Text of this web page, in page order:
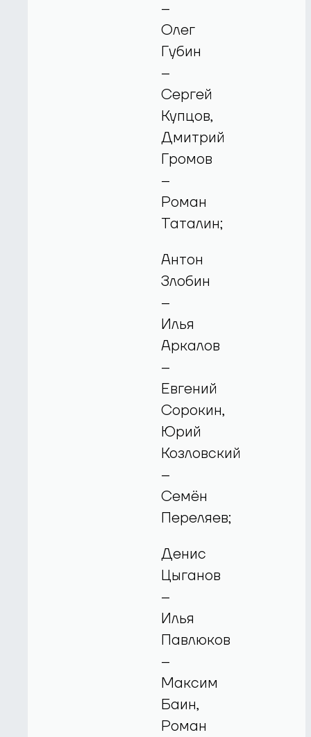
–
Олег
Губин
–
Сергей
Купцов,
Дмитрий
Громов
–
Роман
Таталин;
Антон
Злобин
–
Илья
Аркалов
–
Евгений
Сорокин,
Юрий
Козловский
–
Семён
Переляев;
Денис
Цыганов
–
Илья
Павлюков
–
Максим
Баин,
Роман